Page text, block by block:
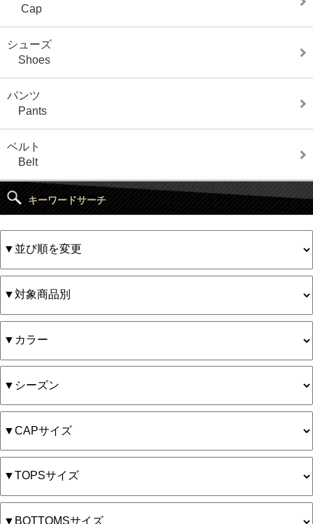
Cap
シューズ
Shoes
パンツ
Pants
ベルト
Belt
キーワードサーチ